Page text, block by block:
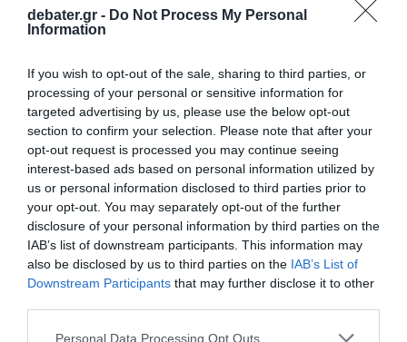
debater.gr - Do Not Process My Personal
Information
If you wish to opt-out of the sale, sharing to third parties, or
processing of your personal or sensitive information for
targeted advertising by us, please use the below opt-out
section to confirm your selection. Please note that after your
opt-out request is processed you may continue seeing
interest-based ads based on personal information utilized by
us or personal information disclosed to third parties prior to
your opt-out. You may separately opt-out of the further
disclosure of your personal information by third parties on the
IAB’s list of downstream participants. This information may
also be disclosed by us to third parties on the IAB’s List of
Downstream Participants that may further disclose it to other
Please note that this website/app uses one or more Google
Personal Data Processing Opt Outs
ΔΙΕΘΝΗ
Λευκός Οίκος: «Ο 31χρονος ήρθε να
σκοτώσει τον Τραμπ και αξιωματούχους της
κυβέρνησης» – Δεν συνεργάζεται με τις
ανακριτικές αρχές
Ο δράστης κατείχε νόμιμα όπλα
26.04.2026 - 18:45